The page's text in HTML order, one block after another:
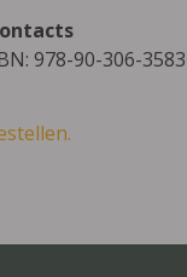
978-90-306-